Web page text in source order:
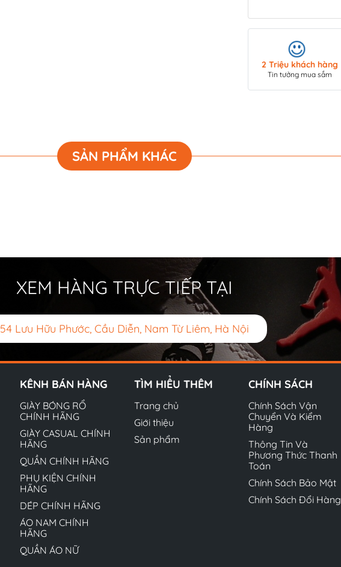
2 Triệu khách hàng
Tin tưởng mua sắm
SẢN PHẨM KHÁC
XEM HÀNG TRỰC TIẾP TẠI
54 Lưu Hữu Phước, Cầu Diễn, Nam Từ Liêm, Hà Nội
KÊNH BÁN HÀNG
GIÀY BÓNG RỔ
CHÍNH HÃNG
GIÀY CASUAL CHÍNH
HÃNG
QUẦN CHÍNH HÃNG
PHỤ KIỆN CHÍNH
HÃNG
DÉP CHÍNH HÃNG
ÁO NAM CHÍNH
HÃNG
QUẦN ÁO NỮ
TÌM HIỂU THÊM
Trang chủ
Giới thiệu
Sản phẩm
CHÍNH SÁCH
Chính Sách Vận
Chuyển Và Kiểm
Hàng
Thông Tin Và
Phương Thức Thanh
Toán
Chính Sách Bảo Mật
Chính Sách Đổi Hàng